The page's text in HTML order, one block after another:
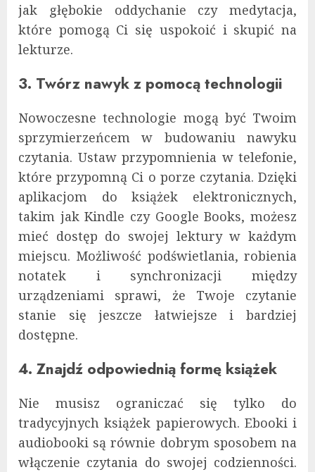
jak głębokie oddychanie czy medytacja,
które pomogą Ci się uspokoić i skupić na
lekturze.
3. Twórz nawyk z pomocą technologii
Nowoczesne technologie mogą być Twoim
sprzymierzeńcem w budowaniu nawyku
czytania. Ustaw przypomnienia w telefonie,
które przypomną Ci o porze czytania. Dzięki
aplikacjom do książek elektronicznych,
takim jak Kindle czy Google Books, możesz
mieć dostęp do swojej lektury w każdym
miejscu. Możliwość podświetlania, robienia
notatek i synchronizacji między
urządzeniami sprawi, że Twoje czytanie
stanie się jeszcze łatwiejsze i bardziej
dostępne.
4. Znajdź odpowiednią formę książek
Nie musisz ograniczać się tylko do
tradycyjnych książek papierowych. Ebooki i
audiobooki są równie dobrym sposobem na
włączenie czytania do swojej codzienności.